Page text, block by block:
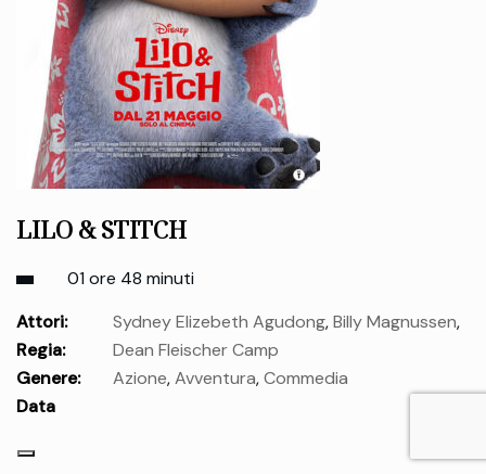
LILO & STITCH
01 ore 48 minuti
Attori:
Sydney Elizebeth Agudong,Billy Magnussen,
Tia Carrere
Chris Sanders,Courtney B. Vance
Galifianakis
Jason Scott Lee Paese: USA,Maia Kealoha
Regia:
Dean Fleischer Camp
Genere:
Azione,Avventura,Commedia
Data